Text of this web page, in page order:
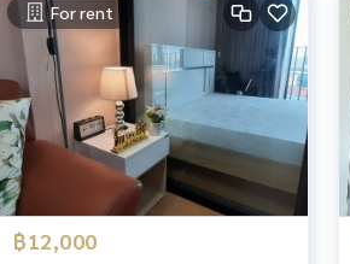
For rent
฿12,000